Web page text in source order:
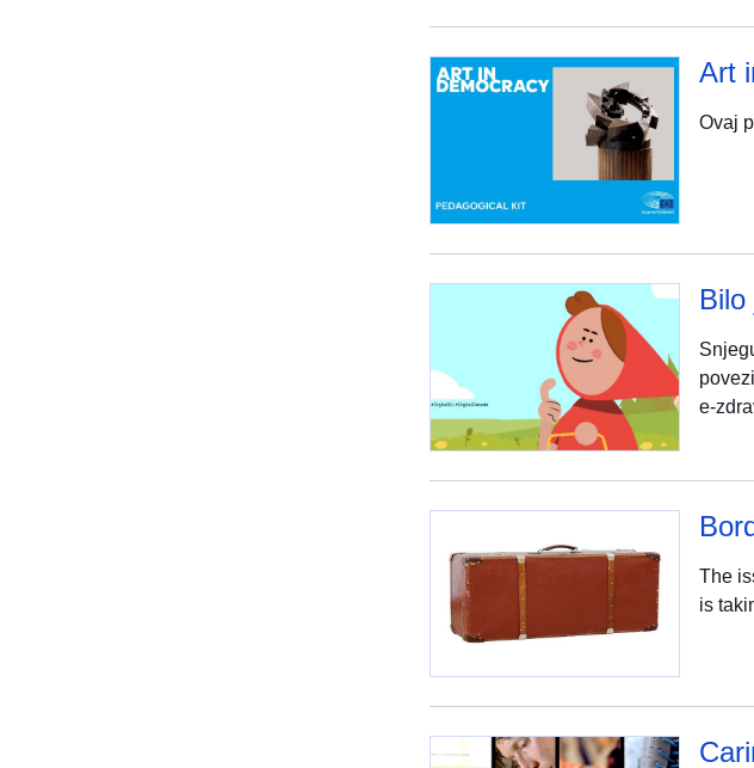
Art
Ovaj
e-
The
is